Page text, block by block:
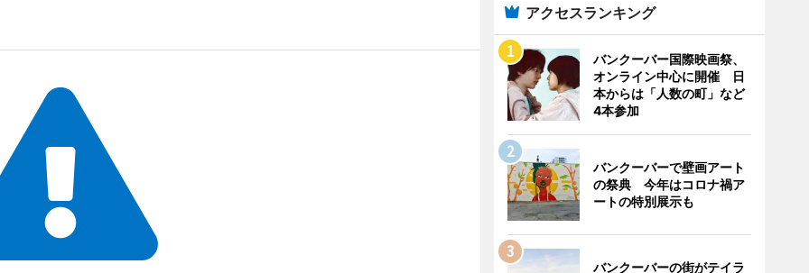
アクセスランキング
バンクーバー国際映画祭、
オンライン中心に開催 日
本からは「人数の町」など
4本参加
バンクーバーで壁画アート
の祭典 今年はコロナ禍ア
ートの特別展示も
バンクーバーの街がテイラ